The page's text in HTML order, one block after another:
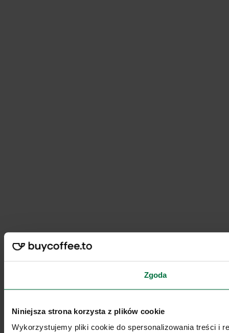
Zgoda
Niniejsza strona korzysta z plików cookie
Wykorzystujemy pliki cookie do spersonalizowania treści i